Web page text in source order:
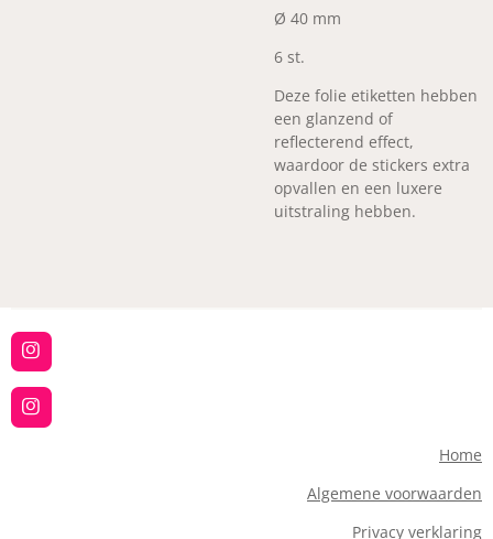
Ø 40 mm
6 st.
Deze folie etiketten hebben
een glanzend of
reflecterend effect,
waardoor de stickers extra
opvallen en een luxere
uitstraling hebben.
I
n
s
t
a
I
n
Home
Algemene voorwaarden
Privacy verklaring